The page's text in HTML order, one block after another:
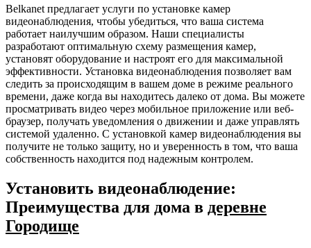
Belkanet предлагает услуги по установке камер
видеонаблюдения, чтобы убедиться, что ваша система
работает наилучшим образом. Наши специалисты
разработают оптимальную схему размещения камер,
установят оборудование и настроят его для максимальной
эффективности. Установка видеонаблюдения позволяет вам
следить за происходящим в вашем доме в режиме реального
времени, даже когда вы находитесь далеко от дома. Вы можете
просматривать видео через мобильное приложение или веб-
браузер, получать уведомления о движении и даже управлять
системой удаленно. С установкой камер видеонаблюдения вы
получите не только защиту, но и уверенность в том, что ваша
собственность находится под надежным контролем.
Установить видеонаблюдение:
Преимущества для дома в деревне
Городище